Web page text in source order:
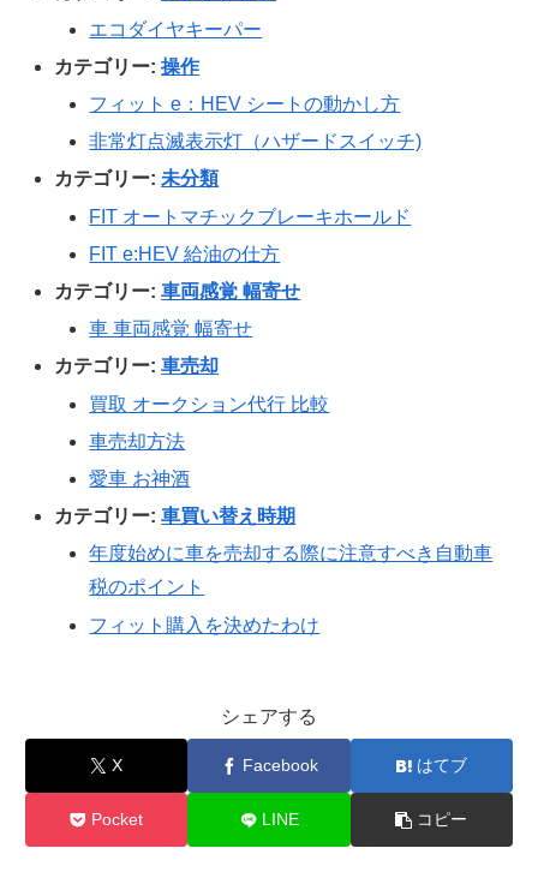
エコダイヤキーパー
カテゴリー:操作
フィット e：HEV シートの動かし方
非常灯点滅表示灯（ハザードスイッチ)
カテゴリー:未分類
FIT オートマチックブレーキホールド
FIT e:HEV 給油の仕方
カテゴリー:車両感覚 幅寄せ
車 車両感覚 幅寄せ
カテゴリー:車売却
買取 オークション代行 比較
車売却方法
愛車 お神酒
カテゴリー:車買い替え時期
年度始めに車を売却する際に注意すべき自動車
税のポイント
フィット購入を決めたわけ
シェアする
X Facebook はてブ
Pocket LINE コピー